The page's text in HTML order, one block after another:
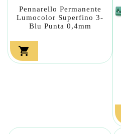
Pennarello Permanente
Lumocolor Superfino 3-
Blu Punta 0,4mm
